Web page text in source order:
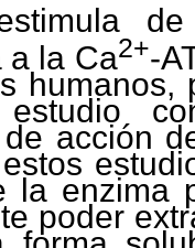
a la Ca2+-
acción
la enzima
poder